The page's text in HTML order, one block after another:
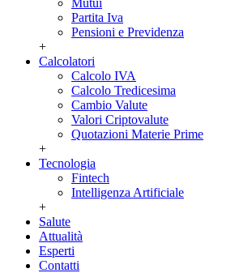
Partita Iva
Pensioni e Previdenza
+
Calcolatori
Calcolo IVA
Calcolo Tredicesima
Cambio Valute
Valori Criptovalute
Quotazioni Materie Prime
+
Tecnologia
Fintech
Intelligenza Artificiale
+
Salute
Attualità
Esperti
Contatti